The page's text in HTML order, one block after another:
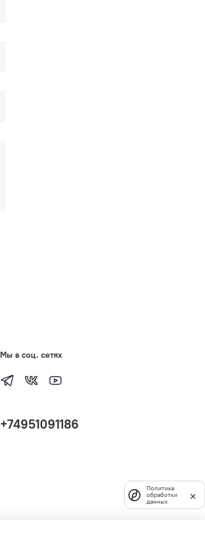
Мы в соц. сетях
+74951091186
Политика
обработки
данных